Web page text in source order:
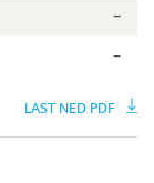
–
–
LAST NED PDF